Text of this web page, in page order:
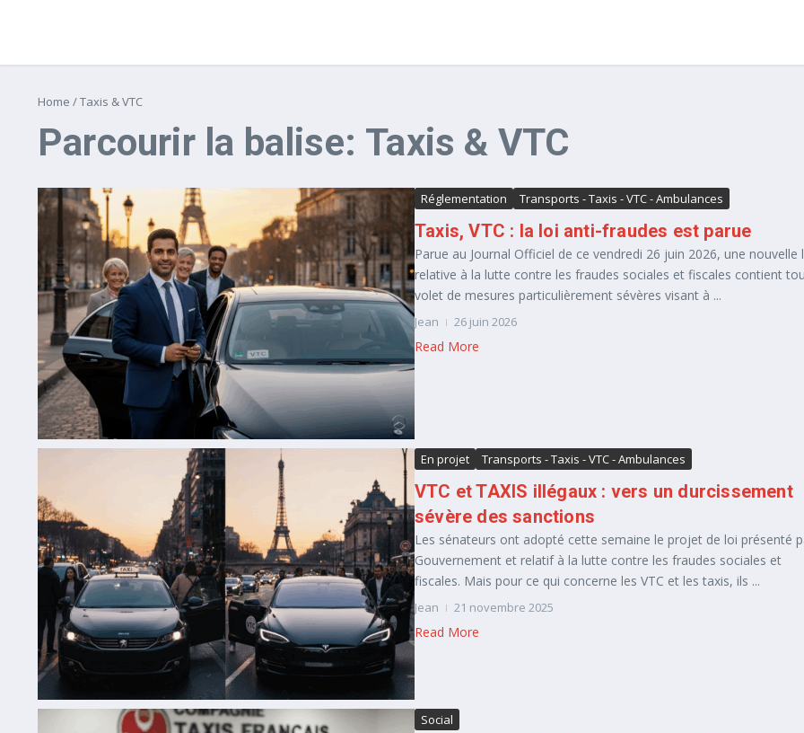
Home /Taxis & VTC
Parcourir la balise: Taxis & VTC
Réglementation Transports - Taxis - VTC - Ambulances
Taxis, VTC : la loi anti-fraudes est parue
Parue au Journal Officiel de ce vendredi 26 juin 2026, une nouvelle
relative à la lutte contre les fraudes sociales et fiscales contient
volet de mesures particulièrement sévères visant à ...
Jean 26 juin 2026
Read More
En projet Transports - Taxis - VTC - Ambulances
VTC et TAXIS illégaux : vers un durcissement
sévère des sanctions
Les sénateurs ont adopté cette semaine le projet de loi présenté
Gouvernement et relatif à la lutte contre les fraudes sociales et
fiscales. Mais pour ce qui concerne les VTC et les taxis, ils ...
Jean 21 novembre 2025
Read More
Social